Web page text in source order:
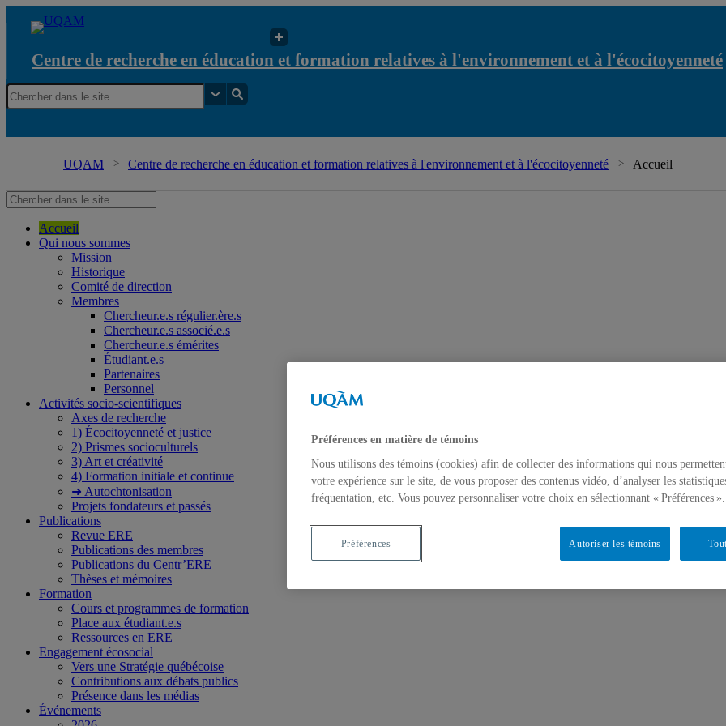
Centre de recherche en éducation et formation relatives à l'environnement et à l'écocitoyenneté
UQAM Centre de recherche en éducation et formation relatives à l'environnement et à l'écocitoyenneté Accueil
Accueil
Qui nous sommes
Mission
Historique
Comité de direction
Membres
Chercheur.e.s régulier.ère.s
Chercheur.e.s associé.e.s
Chercheur.e.s émérites
Étudiant.e.s
Partenaires
Personnel
Activités socio-scientifiques
Axes de recherche
1) Écocitoyenneté et justice
2) Prismes socioculturels
3) Art et créativité
4) Formation initiale et continue
➜ Autochtonisation
Projets fondateurs et passés
Publications
Revue ERE
Publications des membres
Publications du Centr’ERE
Thèses et mémoires
Formation
Cours et programmes de formation
Place aux étudiant.e.s
Ressources en ERE
Engagement écosocial
Vers une Stratégie québécoise
Contributions aux débats publics
Présence dans les médias
Événements
Préférences en matière de témoins
Nous utilisons des témoins (cookies) afin de collecter des informations qui nous
votre expérience sur le site, de vous proposer des contenus vidéo, d’analyser les
fréquentation, etc. Vous pouvez personnaliser votre choix en sélectionnant « Préférences ».
Autoriser les témoins
Préférences